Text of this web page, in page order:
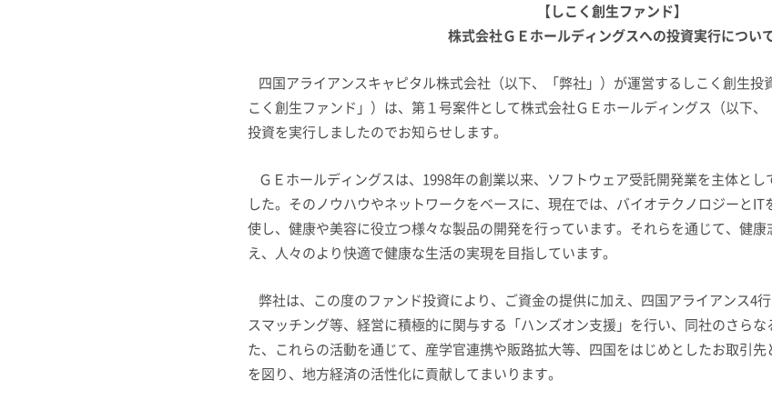
【しこく創生ファンド】
株式会社ＧＥホールディングスへの投資実行につい
四国アライアンスキャピタル株式会社（以下、「弊社」）が運営するしこく創生投
こく創生ファンド」）は、第１号案件として株式会社ＧＥホールディングス（以下
投資を実行しましたのでお知らせします。
ＧＥホールディングスは、 1998年の創業以来、ソフトウェア受託開発業を主体と
した。そのノウハウやネットワークをベースに、現在では、バイオテクノロジーとIT
使し、健康や美容に役立つ様々な製品の開発を行っています。それらを通じて、健
え、人々のより快適で健康な生活の実現を目指しています。
弊社は、この度のファンド投資により、ご資金の提供に加え、四国アライアンス4
スマッチング等、経営に積極的に関与する「ハンズオン支援」を行い、同社のさら
た、これらの活動を通じて、産学官連携や販路拡大等、四国をはじめとしたお取引
を図り、地方経済の活性化に貢献してまいります。